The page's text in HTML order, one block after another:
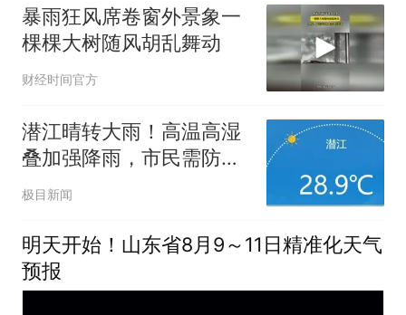
暴雨狂风席卷窗外景象一
棵棵大树随风胡乱舞动
财经时间官方
潜江晴转大雨！高温高湿
叠加强降雨，市民需防范
城市内涝
极目新闻
明天开始！山东省8月9～11日精准化天气
预报